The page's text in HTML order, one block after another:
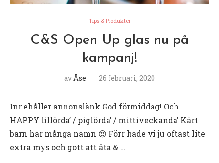
Tips & Produkter
C&S Open Up glas nu på
kampanj!
av Åse 26 februari, 2020
Innehåller annonslänk God förmiddag! Och
HAPPY lillörda’ / piglörda’ / mittiveckanda’ Kärt
barn har många namn 😍 Förr hade vi ju oftast lite
extra mys och gott att äta & …